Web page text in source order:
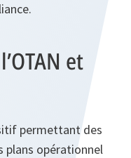
et
permettant des
plans opérationnel